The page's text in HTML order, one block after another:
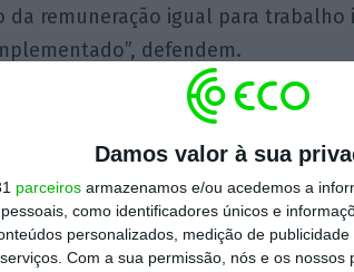
Damos valor à sua
parceiros armazenamos e/ou acedemos a
como identificadores únicos e
personalizados, medição de
Com a sua permissão, nós e os
da remuneração igual para trabalho
defendem.
se frontalmente contra a
fiscais dos diferentes
que não cumprem as regras